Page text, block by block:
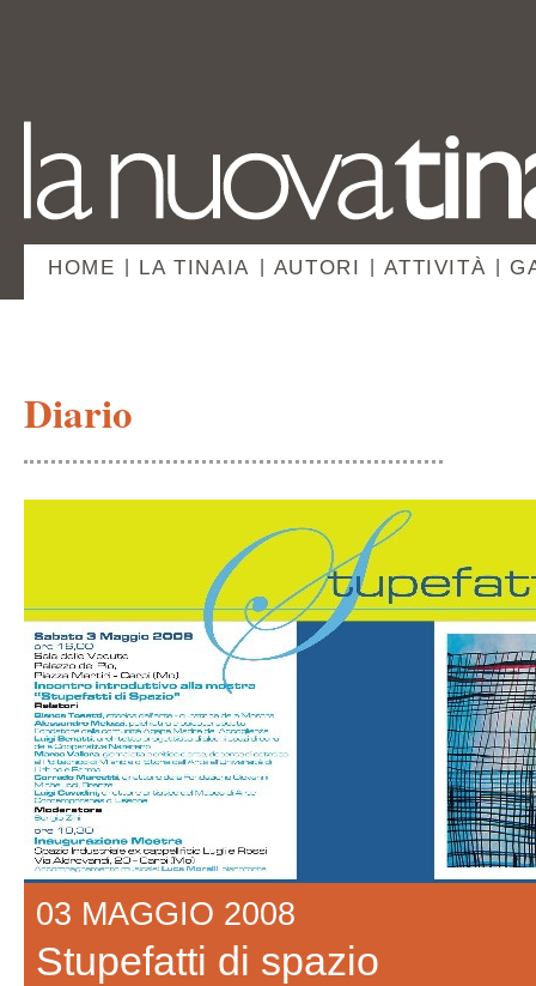
HOME LA TINAIA AUTORI ATTIVITÀ
Diario
03 MAGGIO 2008
Stupefatti di spazio